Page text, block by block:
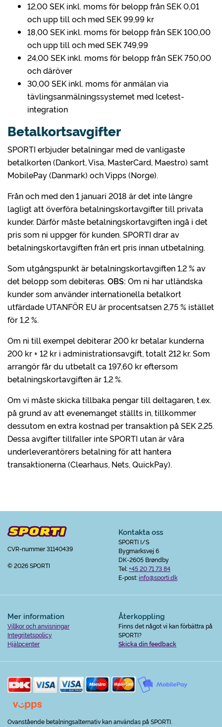
12,00 SEK inkl. moms för belopp från SEK 0,01
och upp till och med SEK 99,99 kr
18,00 SEK inkl. moms för belopp från SEK 100,00
och upp till och med SEK 749,99
24,00 SEK inkl. moms för belopp från SEK 750,00
och däröver
30,00 SEK inkl. moms för anmälan via
tävlingsanmälningssystemet med Icetest-
integration
Betalkortsavgifter
SPORTI erbjuder betalningar med de vanligaste
betalkorten (Dankort, Visa, MasterCard, Maestro) samt
MobilePay (Danmark) och Vipps (Norge).
Från och med den 1 januari 2018 är det inte längre
lagligt att överföra betalningskortavgifter till privata
kunder. Därför måste betalningskortavgiften ingå i det
pris som ni uppger för kunden. SPORTI drar av
betalningskortavgiften från ert pris innan utbetalning.
Som utgångspunkt är betalningskortavgiften 1,2 % av
det belopp som debiteras. OBS: Om ni har utländska
kunder som använder internationella betalkort
utfärdade UTANFÖR EU är procentsatsen 2,75 % istället
för 1,2 %.
Om ni till exempel debiterar 200 kr betalar kunderna
200 kr + 12 kr i administrationsavgift, totalt 212 kr. Som
arrangör får du utbetalt ca 197,60 kr eftersom
betalningskortavgiften är 1,2 %.
Om vi måste skicka tillbaka pengar till deltagaren, t.ex.
på grund av att evenemanget ställts in, tillkommer
dessutom en extra kostnad per transaktion på SEK 2,25.
Dessa avgifter tillfaller inte SPORTI utan är våra
underleverantörers betalning för att hantera
transaktionerna (Clearhaus, Nets, QuickPay).
CVR-nummer 31140439
© 2026 SPORTI
Kontakta oss
SPORTI I/S
Bygmarksvej 6
DK-2605 Brøndby
Tel:+45 20 71 73 84
E-post:info@sporti.dk
Mer information
Villkor och anvisningar
Integritetspolicy
Hjälpcenter
Återkoppling
Finns det något vi kan förbättra på
SPORTI?
Skicka din feedback
Ovanstående betalningsalternativ kan användas på SPORTI.